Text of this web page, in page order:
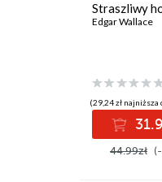
Straszliwy
Edgar Wallace
(29,24 zł najniższa
44.99zł